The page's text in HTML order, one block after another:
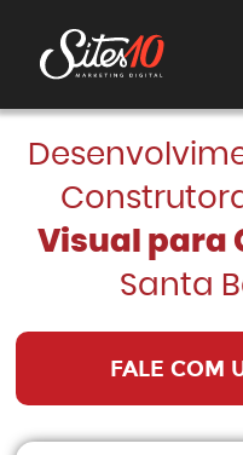
Visual para
Santa
FALE COM